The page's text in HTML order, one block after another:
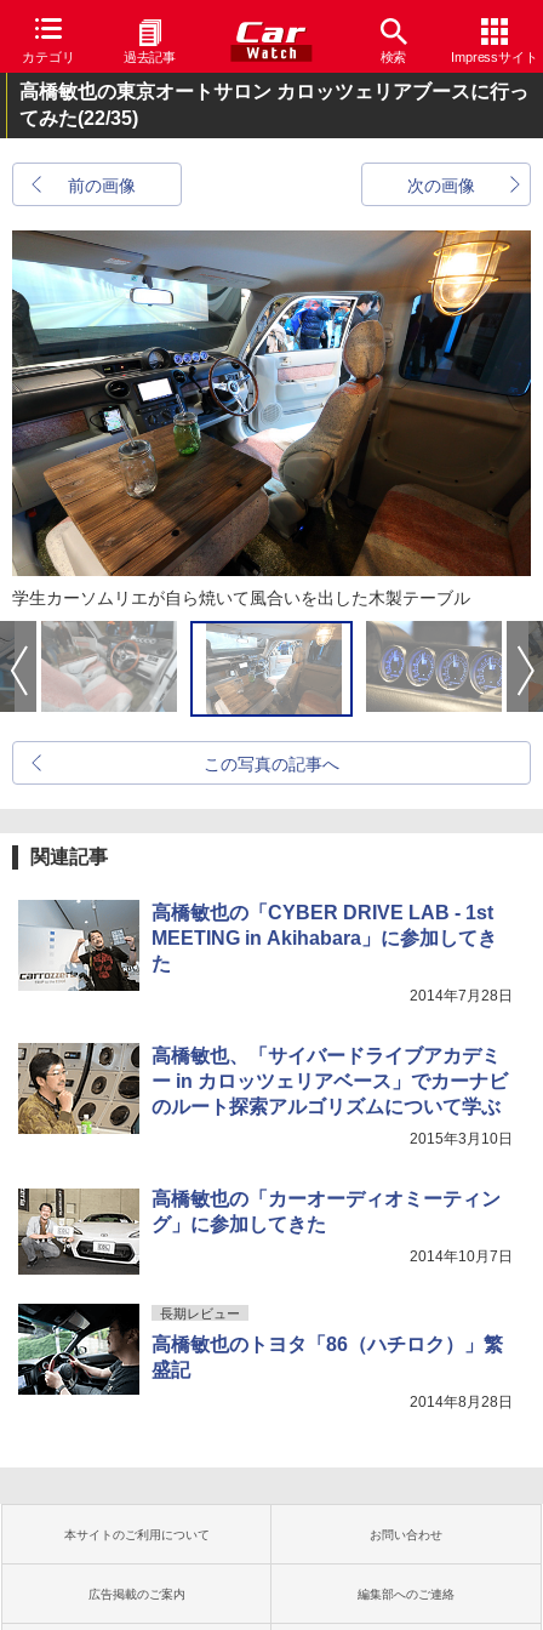
カテゴリ 過去記事 検索 Impressサイト
高橋敏也の東京オートサロン カロッツェリアブースに行っ
てみた(22/35)
前の画像 次の画像
学生カーソムリエが自ら焼いて風合いを出した木製テーブル
この写真の記事へ
関連記事
高橋敏也の「CYBER DRIVE LAB - 1st
MEETING in Akihabara」に参加してき
た
2014年7月28日
高橋敏也、「サイバードライブアカデミ
ー in カロッツェリアベース」でカーナビ
のルート探索アルゴリズムについて学ぶ
2015年3月10日
高橋敏也の「カーオーディオミーティン
グ」に参加してきた
2014年10月7日
長期レビュー
高橋敏也のトヨタ「86（ハチロク）」繁
盛記
2014年8月28日
本サイトのご利用について お問い合わせ
広告掲載のご案内 編集部へのご連絡